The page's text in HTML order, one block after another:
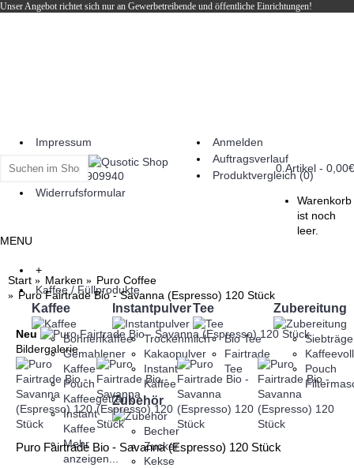
Unser Angebot richtet sich nur an Gewerbetreibende und öffentliche Einrichtungen!
Impressum
Bestellungen
+49 9187 909940
Widerrufsformular
Anmelden
Auftragsverlauf
Produktvergleich (0)
0 Artikel -
Warenkorb
ist noch
leer.
MENU
+
Kaffee / Füllprodukte
Kaffee
Bohnenkaffee
Gemahlener
Kaffee
Pouch
Kaffeegetränk
Instant
Kaffee
Mehr
anzeigen...
Instantpulver
Trockenmilch
Kakaopulver
Instant
Kaffee
Tee
Bio Tee
Fairtrade
Tee
Zubereitung
Pouch
Zubehör
Becher
Zucker
Kekse
Start Marken
Puro Coffee
Puro Fairtrade Bio - Savanna (Espresso) 120 Stück
Neu
Bildergalerie
Puro Fairtrade Bio - Savanna (Espresso) 120 Stück